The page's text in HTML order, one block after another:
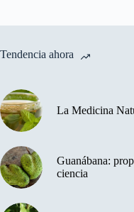
Tendencia ahora
La Medicina
Guanábana:
ciencia